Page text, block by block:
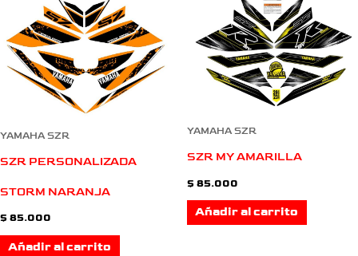
YAMAHA SZR
SZR PERSONALIZADA
STORM NARANJA
$ 85.000
Añadir al carrito
YAMAHA SZR
SZR MY AMARILLA
$ 85.000
Añadir al carrito